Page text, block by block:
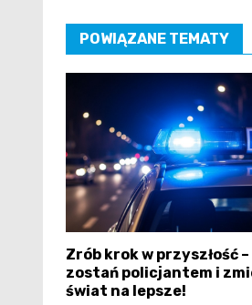
POWIĄZANE TEMATY
Zrób krok w przyszłość –
zostań policjantem i
świat na lepsze!